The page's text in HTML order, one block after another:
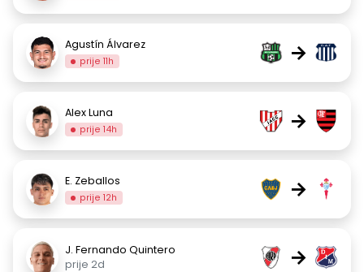
Agustín Álvarez
prije 11h →
Alex Luna
prije 14h →
E. Zeballos
prije 12h →
J. Fernando Quintero
prije 2d
→